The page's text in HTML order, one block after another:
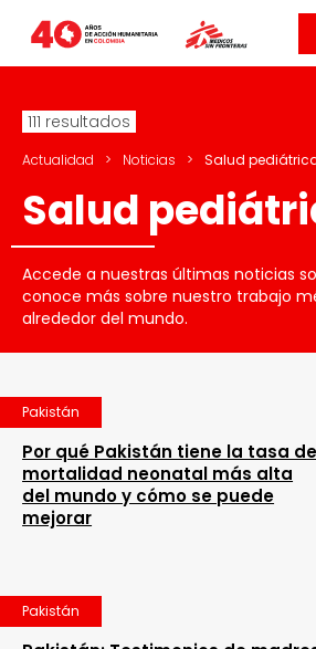
111 resultados
Actualidad > Noticias > Salud
Salud
Accede a nuestras últimas noticias
conoce más sobre nuestro trabajo
alrededor del mundo.
Pakistán
Por qué Pakistán tiene la tasa de
mortalidad neonatal más alta
del mundo y cómo se puede
mejorar
Pakistán